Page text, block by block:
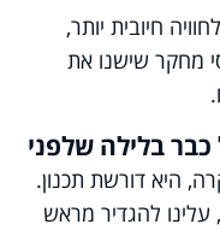
חיובית יותר,
מחקר שישנו את
היא דורשת תכנון.
להגדיר מראש